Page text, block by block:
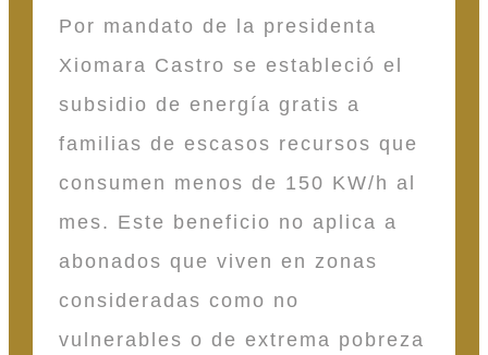
Por mandato de la presidenta
Xiomara Castro se estableció el
subsidio de energía gratis a
familias de escasos recursos que
consumen menos de 150 KW/h al
mes. Este beneficio no aplica a
abonados que viven en zonas
consideradas como no
vulnerables o de extrema pobreza